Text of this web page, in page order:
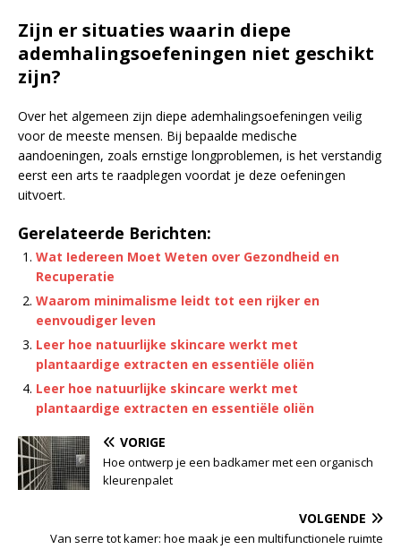
Zijn er situaties waarin diepe
ademhalingsoefeningen niet geschikt
zijn?
Over het algemeen zijn diepe ademhalingsoefeningen veilig
voor de meeste mensen. Bij bepaalde medische
aandoeningen, zoals ernstige longproblemen, is het verstandig
eerst een arts te raadplegen voordat je deze oefeningen
uitvoert.
Gerelateerde Berichten:
Wat Iedereen Moet Weten over Gezondheid en
Recuperatie
Waarom minimalisme leidt tot een rijker en
eenvoudiger leven
Leer hoe natuurlijke skincare werkt met
plantaardige extracten en essentiële oliën
Leer hoe natuurlijke skincare werkt met
plantaardige extracten en essentiële oliën
VORIGE
Hoe ontwerp je een badkamer met een organisch
kleurenpalet
VOLGENDE
Van serre tot kamer: hoe maak je een multifunctionele ruimte